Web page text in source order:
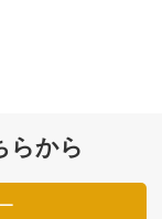
らから